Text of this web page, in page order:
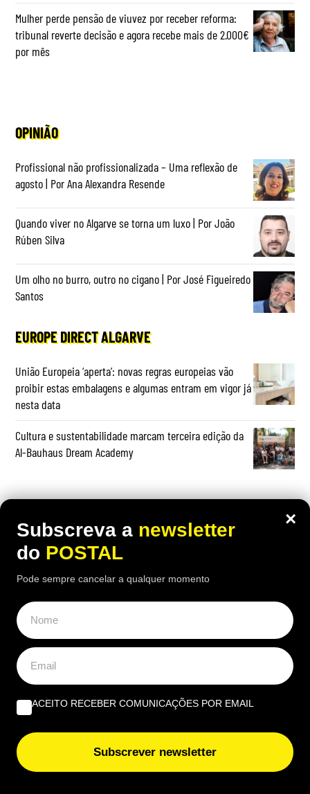
Mulher perde pensão de viuvez por receber reforma:
tribunal reverte decisão e agora recebe mais de 2.000€
por mês
OPINIÃO
Profissional não profissionalizada – Uma reflexão de
agosto | Por Ana Alexandra Resende
Quando viver no Algarve se torna um luxo | Por João
Rúben Silva
Um olho no burro, outro no cigano | Por José Figueiredo
Santos
EUROPE DIRECT ALGARVE
União Europeia ‘aperta’: novas regras europeias vão
proibir estas embalagens e algumas entram em vigor já
nesta data
Cultura e sustentabilidade marcam terceira edição da
Al-Bauhaus Dream Academy
×
Subscreva a newsletter
do POSTAL
Pode sempre cancelar a qualquer momento
ACEITO RECEBER COMUNICAÇÕES POR EMAIL
Subscrever newsletter